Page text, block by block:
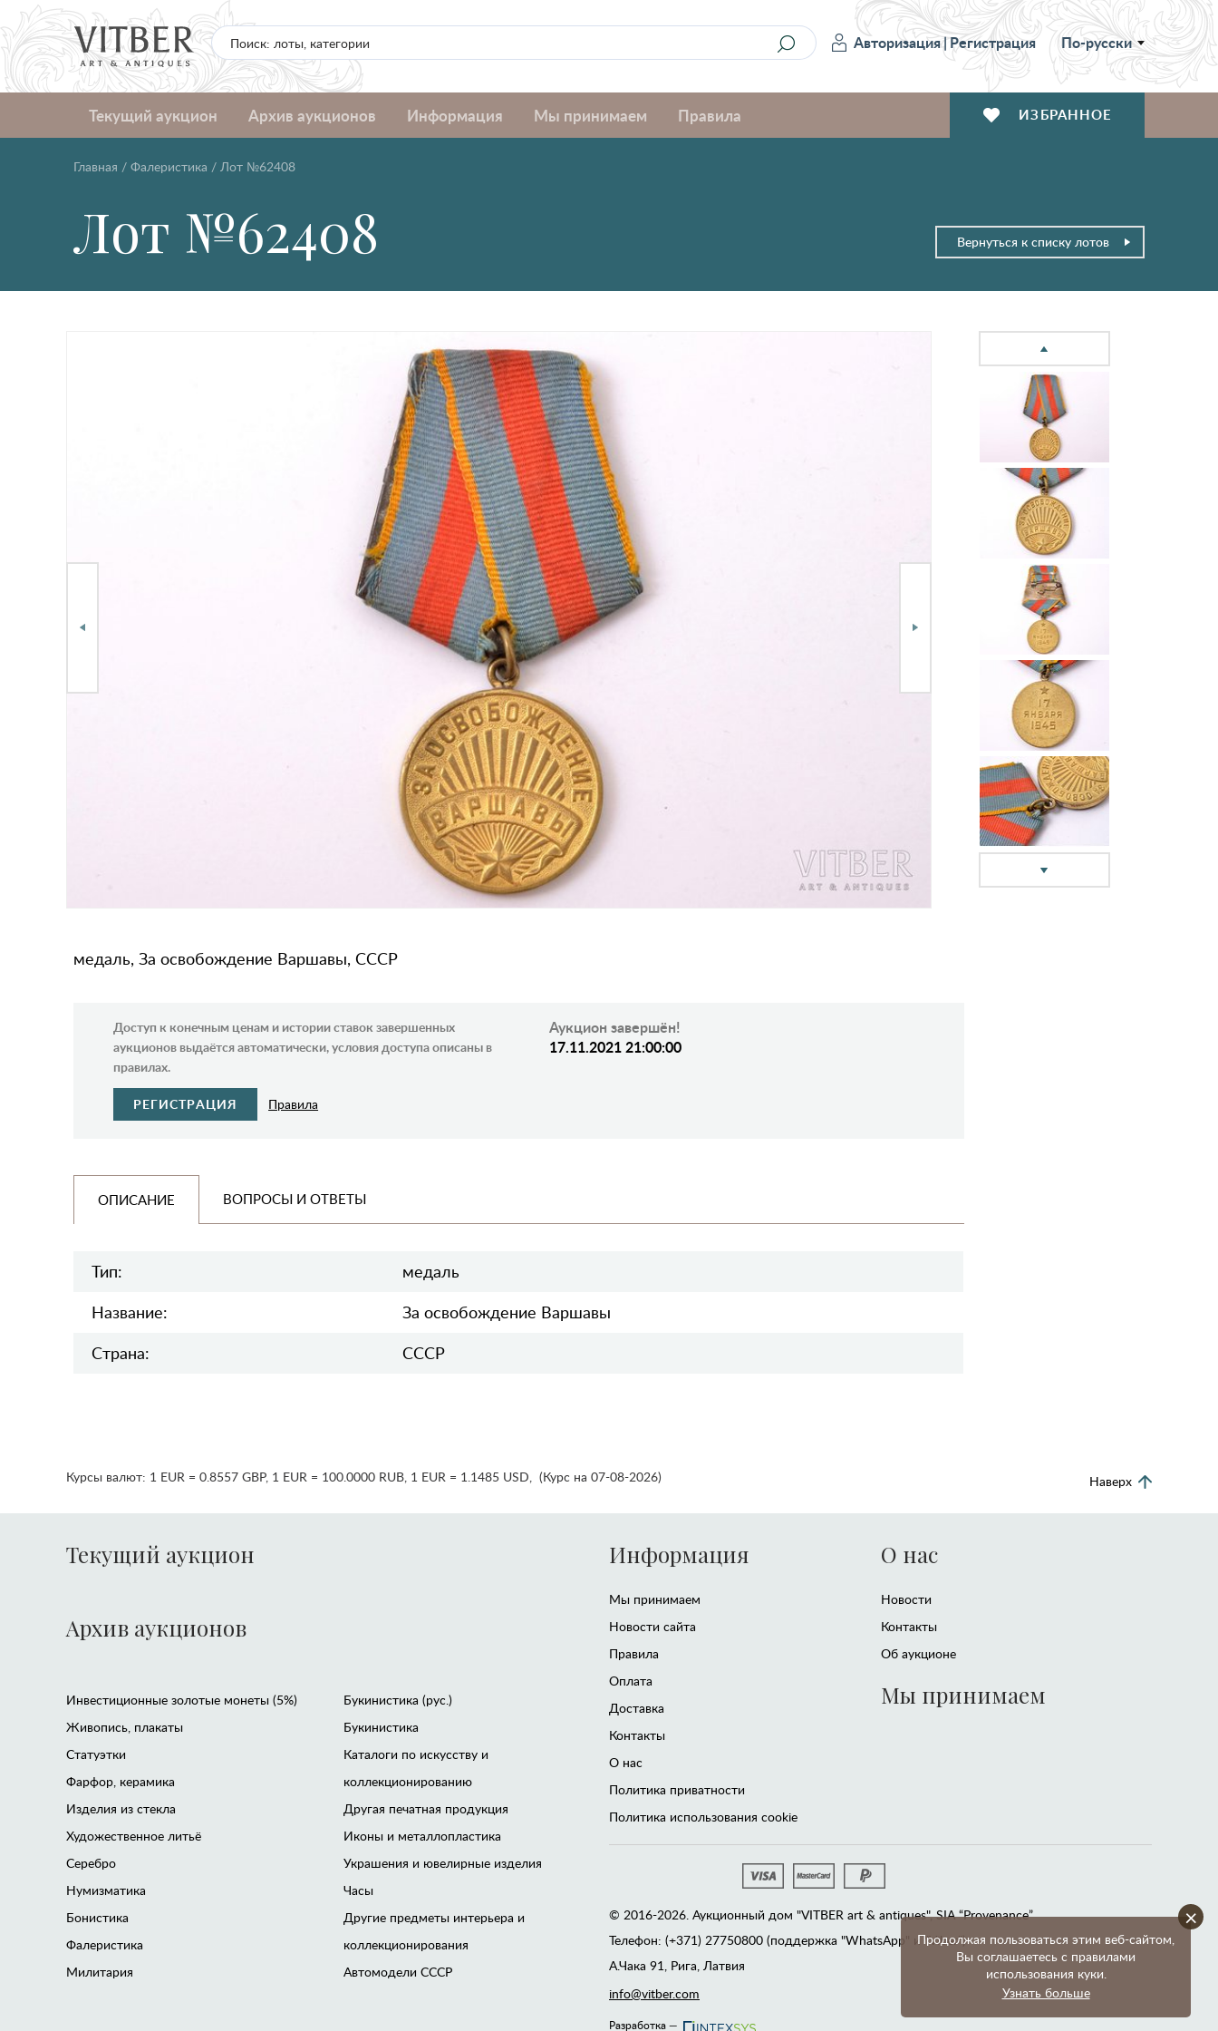
Авторизация|Регистрация По-русски
Текущий аукцион Архив аукционов Информация Мы принимаем Правила ИЗБРАННОЕ
Главная / Фалеристика / Лот №62408
Лот №62408 Вернуться к списку лотов
медаль, За освобождение Варшавы, СССР
Доступ к конечным ценам и истории ставок завершенных
аукционов выдаётся автоматически, условия доступа описаны в
правилах.
РЕГИСТРАЦИЯ Правила
Аукцион завершён!
17.11.2021 21:00:00
ОПИСАНИЕ ВОПРОСЫ И ОТВЕТЫ
Тип:
медаль
Название:
За освобождение Варшавы
Страна:
СССР
Продолжая пользоваться этим веб-сайтом,
Вы соглашаетесь с правилами
использования куки.
Узнать больше
×
Курсы валют: 1 EUR = 0.8557 GBP, 1 EUR = 100.0000 RUB, 1 EUR = 1.1485 USD, (Курс на 07-08-2026) Наверх
Текущий аукцион
Архив аукционов
Инвестиционные золотые монеты (5%)
Живопись, плакаты
Статуэтки
Фарфор, керамика
Изделия из стекла
Художественное литьё
Серебро
Нумизматика
Бонистика
Фалеристика
Милитария
Букинистика (рус.)
Букинистика
Каталоги по искусству и
коллекционированию
Другая печатная продукция
Иконы и металлопластика
Украшения и ювелирные изделия
Часы
Другие предметы интерьера и
коллекционирования
Автомодели CCCР
Информация
Мы принимаем
Новости сайта
Правила
Оплата
Доставка
Контакты
О нас
Политика приватности
Политика использования cookie
О нас
Новости
Контакты
Об аукционе
Мы принимаем
© 2016-2026. Аукционный дом "VITBER art & antiques", SIA “Provenance”
Телефон: (+371) 27750800 (поддержка "WhatsApp" и "Viber")
А.Чака 91, Рига, Латвия
info@vitber.com
Разработка —